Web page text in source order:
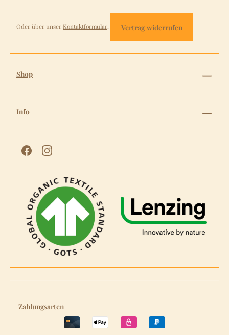
Oder über unser Kontaktformular. Vertrag widerrufen
Shop
Info
Zahlungsarten